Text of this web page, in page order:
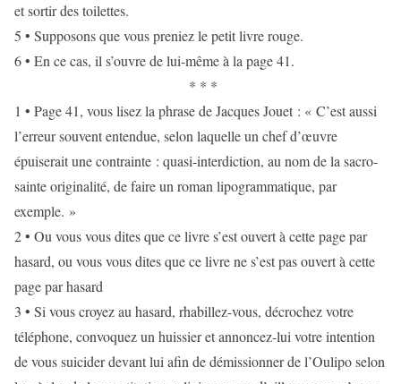
et sortir des toilettes.
5 • Supposons que vous preniez le petit livre rouge.
6 • En ce cas, il s’ouvre de lui-même à la page 41.
* * *
1 • Page 41, vous lisez la phrase de Jacques Jouet : « C’est aussi
l’erreur souvent entendue, selon laquelle un chef d’œuvre
épuiserait une contrainte : quasi-interdiction, au nom de la sacro-
sainte originalité, de faire un roman lipogrammatique, par
exemple. »
2 • Ou vous vous dites que ce livre s’est ouvert à cette page par
hasard, ou vous vous dites que ce livre ne s’est pas ouvert à cette
page par hasard
3 • Si vous croyez au hasard, rhabillez-vous, décrochez votre
téléphone, convoquez un huissier et annoncez-lui votre intention
de vous suicider devant lui afin de démissionner de l’Oulipo selon